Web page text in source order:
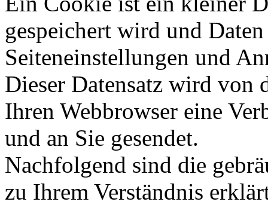
gespeichert wird und
Seiteneinstellungen und
Dieser Datensatz wird von
Ihren Webbrowser eine
und an Sie gesendet.
Nachfolgend sind die
zu Ihrem Verständnis